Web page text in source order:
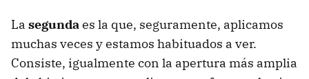
La segundaes la que, seguramente, aplicamos
muchas veces y estamos habituados a ver.
Consiste, igualmente con la apertura más amplia